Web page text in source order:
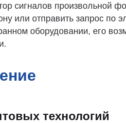
сигналов произвольной
или отправить запрос по
оборудовании, его
технологий